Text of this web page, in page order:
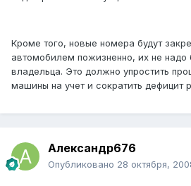
Кроме того, новые номера будут
автомобилем пожизненно, их не надо
владельца. Это должно упростить
машины на учет и сократить дефицит
Александр676
Опубликовано 28 октября,